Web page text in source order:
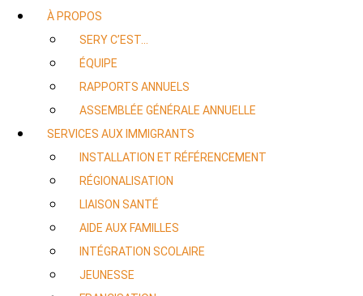
À PROPOS
SERY C’EST…
ÉQUIPE
RAPPORTS ANNUELS
ASSEMBLÉE GÉNÉRALE ANNUELLE
SERVICES AUX IMMIGRANTS
INSTALLATION ET RÉFÉRENCEMENT
RÉGIONALISATION
LIAISON SANTÉ
AIDE AUX FAMILLES
INTÉGRATION SCOLAIRE
JEUNESSE